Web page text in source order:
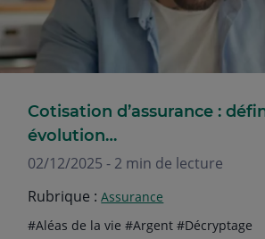
Cotisation d’assurance :
évolution…
02/12/2025 - 2 min de lecture
Rubrique :Assurance
Thématiques
hashtag
#Aléas de la viehashtag
#Argenthashtag
#Décryptage